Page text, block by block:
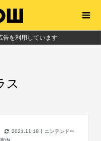
告を利用しています
ス
2021.11.18
ニンテンドー